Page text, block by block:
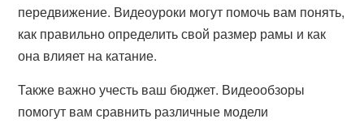
передвижение. Видеоуроки могут помочь вам понять,
как правильно определить свой размер рамы и как
она влияет на катание.
Также важно учесть ваш бюджет. Видеообзоры
помогут вам сравнить различные модели